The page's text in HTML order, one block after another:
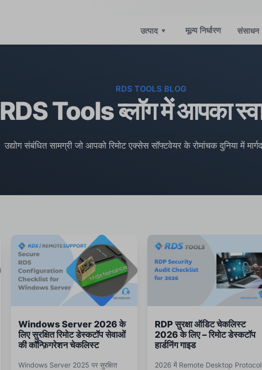
उत्पाद ▾ मूल्य निर्धारण संसाधन
RDS TOOLS BLOG
RDS Tools ब्लॉग में आपका
उद्योग संबंधित सामग्री जो आपको रिमोट एक्सेस सॉफ्टवेयर के रोमांचक दुनिया में
Windows Server 2026 के
लिए सुरक्षित रिमोट डेस्कटॉप सेवाओं
की कॉन्फ़िगरेशन चेकलिस्ट
Windows Server 2025 पर सुरक्षित
RDP सुरक्षा ऑडिट चेकलिस्ट
2026 के लिए – रिमोट डेस्कटॉप
हार्डनिंग गाइड
2026 में Remote Desktop Protocol